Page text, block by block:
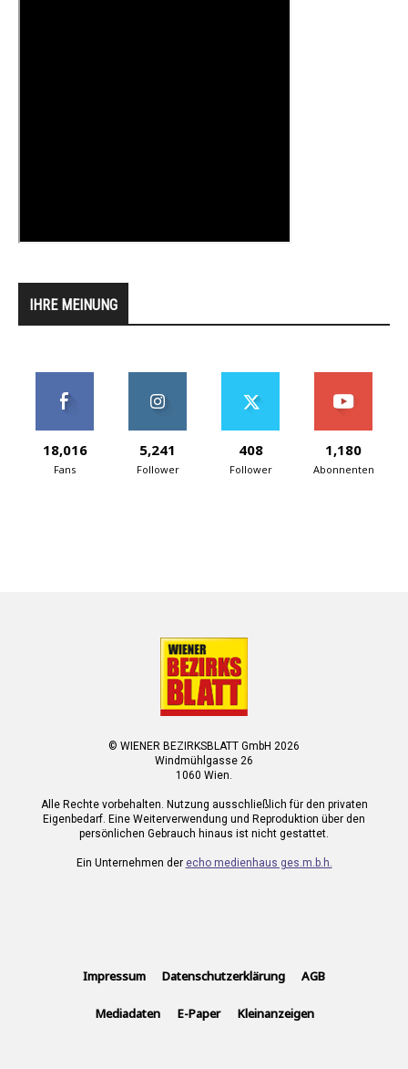
IHRE MEINUNG
18,016
Fans
5,241
Follower
408
Follower
1,180
Abonnenten
© WIENER BEZIRKSBLATT GmbH 2026
Windmühlgasse 26
1060 Wien.
Alle Rechte vorbehalten. Nutzung ausschließlich für den privaten
Eigenbedarf. Eine Weiterverwendung und Reproduktion über den
persönlichen Gebrauch hinaus ist nicht gestattet.
Ein Unternehmen der echo medienhaus ges.m.b.h.
Impressum Datenschutzerklärung AGB
Mediadaten E-Paper Kleinanzeigen